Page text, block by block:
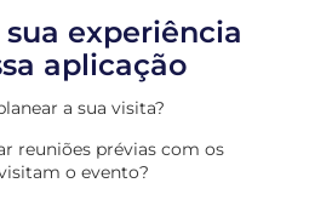
experiência
aplicação
a sua visita?
reuniões prévias com os
o evento?